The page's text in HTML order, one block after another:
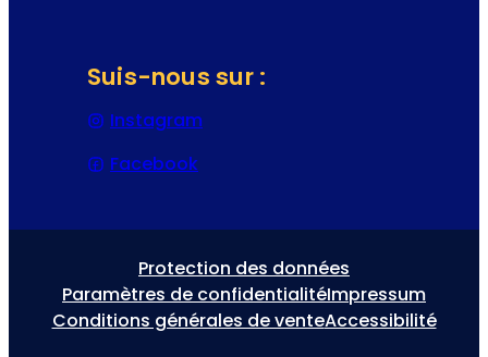
Suis-nous sur :
Instagram
Facebook
Protection des données
Paramètres de confidentialitéImpressum
Conditions générales de venteAccessibilité